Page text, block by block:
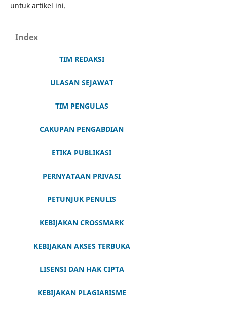
untuk artikel ini.
Index
TIM REDAKSI
ULASAN SEJAWAT
TIM PENGULAS
CAKUPAN PENGABDIAN
ETIKA PUBLIKASI
PERNYATAAN PRIVASI
PETUNJUK PENULIS
KEBIJAKAN CROSSMARK
KEBIJAKAN AKSES TERBUKA
LISENSI DAN HAK CIPTA
KEBIJAKAN PLAGIARISME